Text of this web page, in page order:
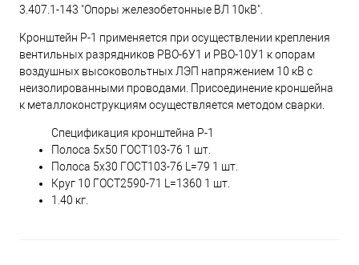
3.407.1-143 "Опоры железобетонные ВЛ 10кВ".
Кронштейн Р-1 применяется при осуществлении крепления
вентильных разрядников РВО-6У1 и РВО-10У1 к опорам
воздушных высоковольтных ЛЭП напряжением 10 кВ с
неизолированными проводами. Присоединение кроншейна
к металлоконструкциям осуществляется методом сварки.
Спецификация кронштейна Р-1
Полоса 5х50 ГОСТ103-76 1 шт.
Полоса 5х30 ГОСТ103-76 L=79 1 шт.
Круг 10 ГОСТ2590-71 L=1360 1 шт.
1.40 кг.